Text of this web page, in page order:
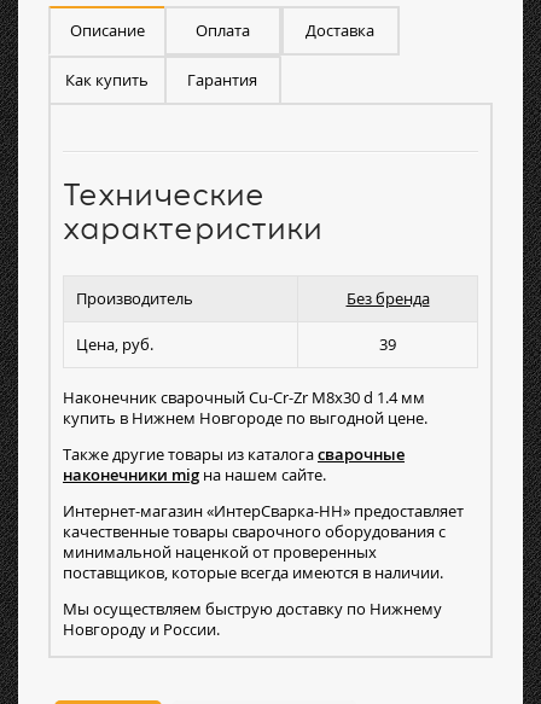
Описание Оплата Доставка
Как купить Гарантия
Технические
характеристики
Производитель Без бренда
Цена, руб. 39
Наконечник сварочный Cu-Cr-Zr М8х30 d 1.4 мм
купить в Нижнем Новгороде по выгодной цене.
Также другие товары из каталогасварочные
наконечники mig на нашем сайте.
Интернет-магазин «ИнтерСварка-НН» предоставляет
качественные товары сварочного оборудования с
минимальной наценкой от проверенных
поставщиков, которые всегда имеются в наличии.
Мы осуществляем быструю доставку по Нижнему
Новгороду и России.